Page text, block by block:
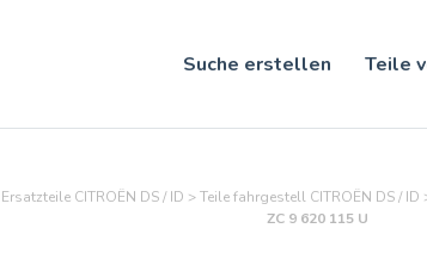
Suche erstellen Teile
Ersatzteile CITROËN DS / ID >Teilefahrgestell CITROËN DS / ID
ZC 9 620 115 U